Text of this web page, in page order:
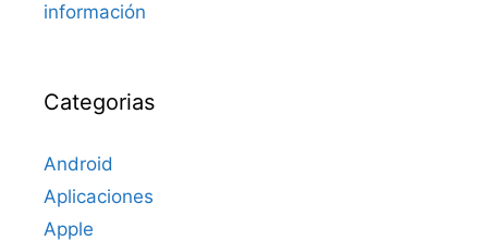
información
Categorias
Android
Aplicaciones
Apple